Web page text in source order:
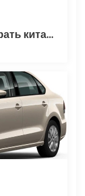
CHANGAN Alsvin: стоит ли брать китайский седан в 2026